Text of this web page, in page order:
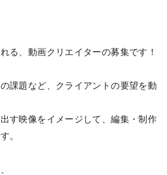
る、動画クリエイターの募集です！
課題など、クライアントの要望を動
す映像をイメージして、編集・制作
。